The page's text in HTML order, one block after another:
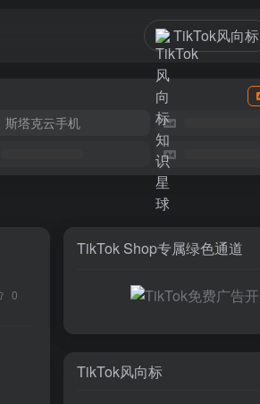
TikTok风向标
斯塔克云手机
0
TikTok Shop专属绿色通道
TikTok风向标